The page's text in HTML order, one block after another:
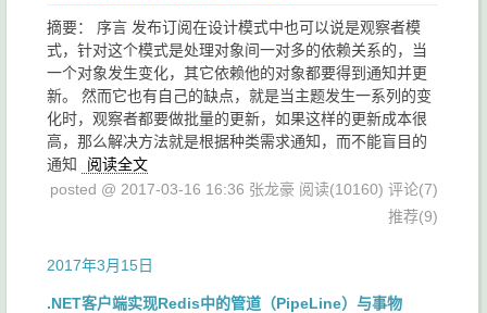
摘要： 序言 发布订阅在设计模式中也可以说是观察者模
式，针对这个模式是处理对象间一对多的依赖关系的，当
一个对象发生变化，其它依赖他的对象都要得到通知并更
新。 然而它也有自己的缺点，就是当主题发生一系列的变
化时，观察者都要做批量的更新，如果这样的更新成本很
高，那么解决方法就是根据种类需求通知，而不能盲目的
通知
阅读全文
posted @ 2017-03-16 16:36 张龙豪 阅读(10160) 评论(7)
推荐(9)
2017年3月15日
.NET客户端实现Redis中的管道（PipeLine）与事物